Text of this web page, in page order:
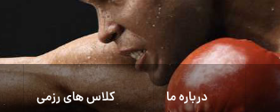
درباره ما کلاس های رزمی